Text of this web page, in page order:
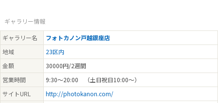
ギャラリー情報
ギャラリー名
フォトカノン戸越銀座店
地域
23区内
金額
30000円/2週間
営業時間
9:30～20:00 （土日祝日10:00～）
サイトURL
http://photokanon.com/